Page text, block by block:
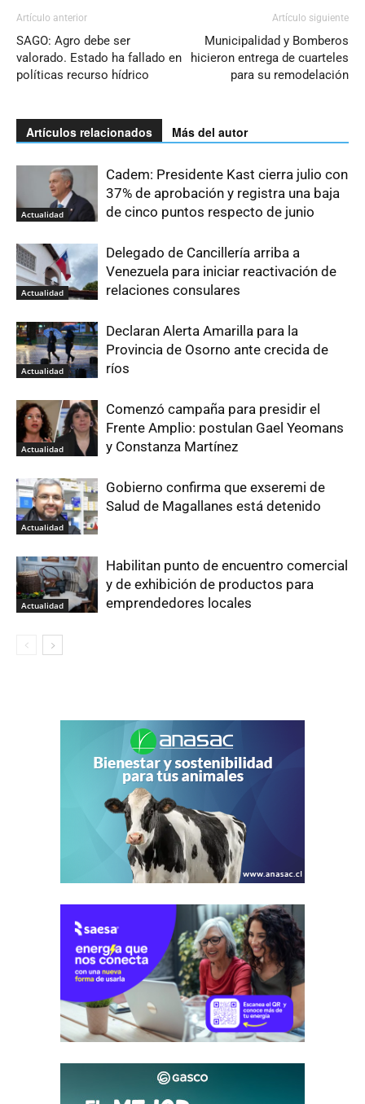
Artículo anterior
SAGO: Agro debe ser
valorado. Estado ha fallado en
políticas recurso hídrico
Artículo siguiente
Municipalidad y Bomberos
hicieron entrega de cuarteles
para su remodelación
Artículos relacionados Más del autor
Actualidad
Cadem: Presidente Kast cierra julio con
37% de aprobación y registra una baja
de cinco puntos respecto de junio
Actualidad
Delegado de Cancillería arriba a
Venezuela para iniciar reactivación de
relaciones consulares
Actualidad
Declaran Alerta Amarilla para la
Provincia de Osorno ante crecida de
ríos
Actualidad
Comenzó campaña para presidir el
Frente Amplio: postulan Gael Yeomans
y Constanza Martínez
Actualidad
Gobierno confirma que exseremi de
Salud de Magallanes está detenido
Actualidad
Habilitan punto de encuentro comercial
y de exhibición de productos para
emprendedores locales